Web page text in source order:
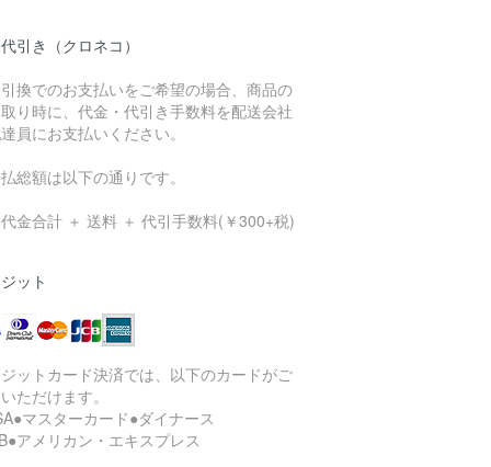
引き（クロネコ）
換でのお支払いをご希望の場合、商品の
り時に、代金・代引き手数料を配送会社
員にお支払いください。
総額は以下の通りです。
金合計 ＋ 送料 ＋ 代引手数料(￥300+税)
ット
ットカード決済では、以下のカードがご
ただけます。
マスターカード●ダイナース
アメリカン・エキスプレス